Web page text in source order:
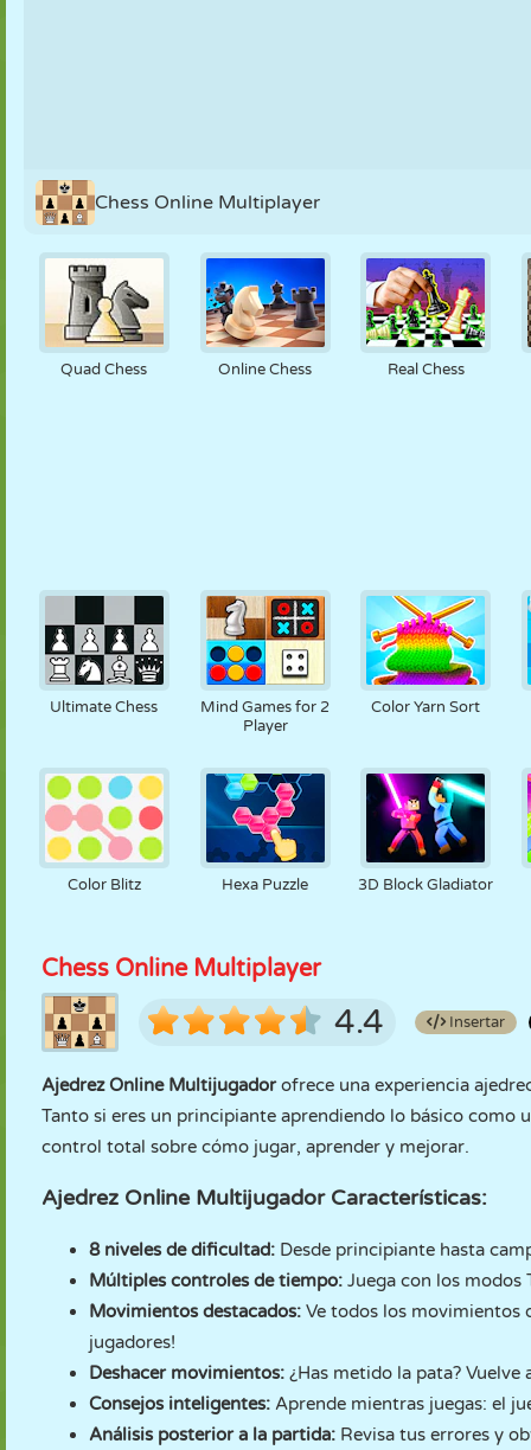
Chess Online Multiplayer
Quad Chess Online Chess Real Chess
Ultimate Chess
Mind Games for 2
Player
Color Yarn Sort
Color Blitz Hexa Puzzle 3D Block Gladiator
Chess Online Multiplayer
4.4 Insertar
Ajedrez Online Multijugadorofrece una experiencia
Tanto si eres un principiante aprendiendo lo básico
control total sobre cómo jugar, aprender y mejorar.
Ajedrez Online MultijugadorCaracterísticas:
8 niveles de dificultad: Desde principiante hasta
Múltiples controles de tiempo: Juega con los modos
Movimientos destacados: Ve todos los movimientos
jugadores!
Deshacer movimientos: ¿Has metido la pata?
Consejos inteligentes: Aprende mientras juegas: el
Análisis posterior a la partida: Revisa tus errores y